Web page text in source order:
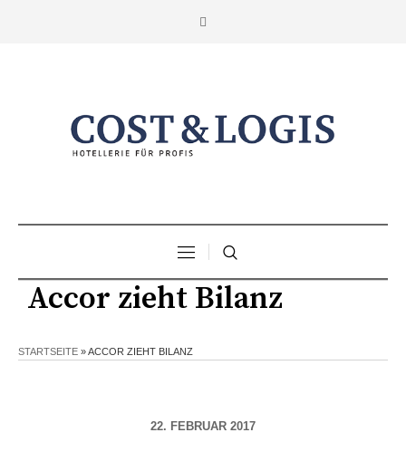
Accor zieht Bilanz
STARTSEITE »ACCOR ZIEHT BILANZ
22. FEBRUAR 2017